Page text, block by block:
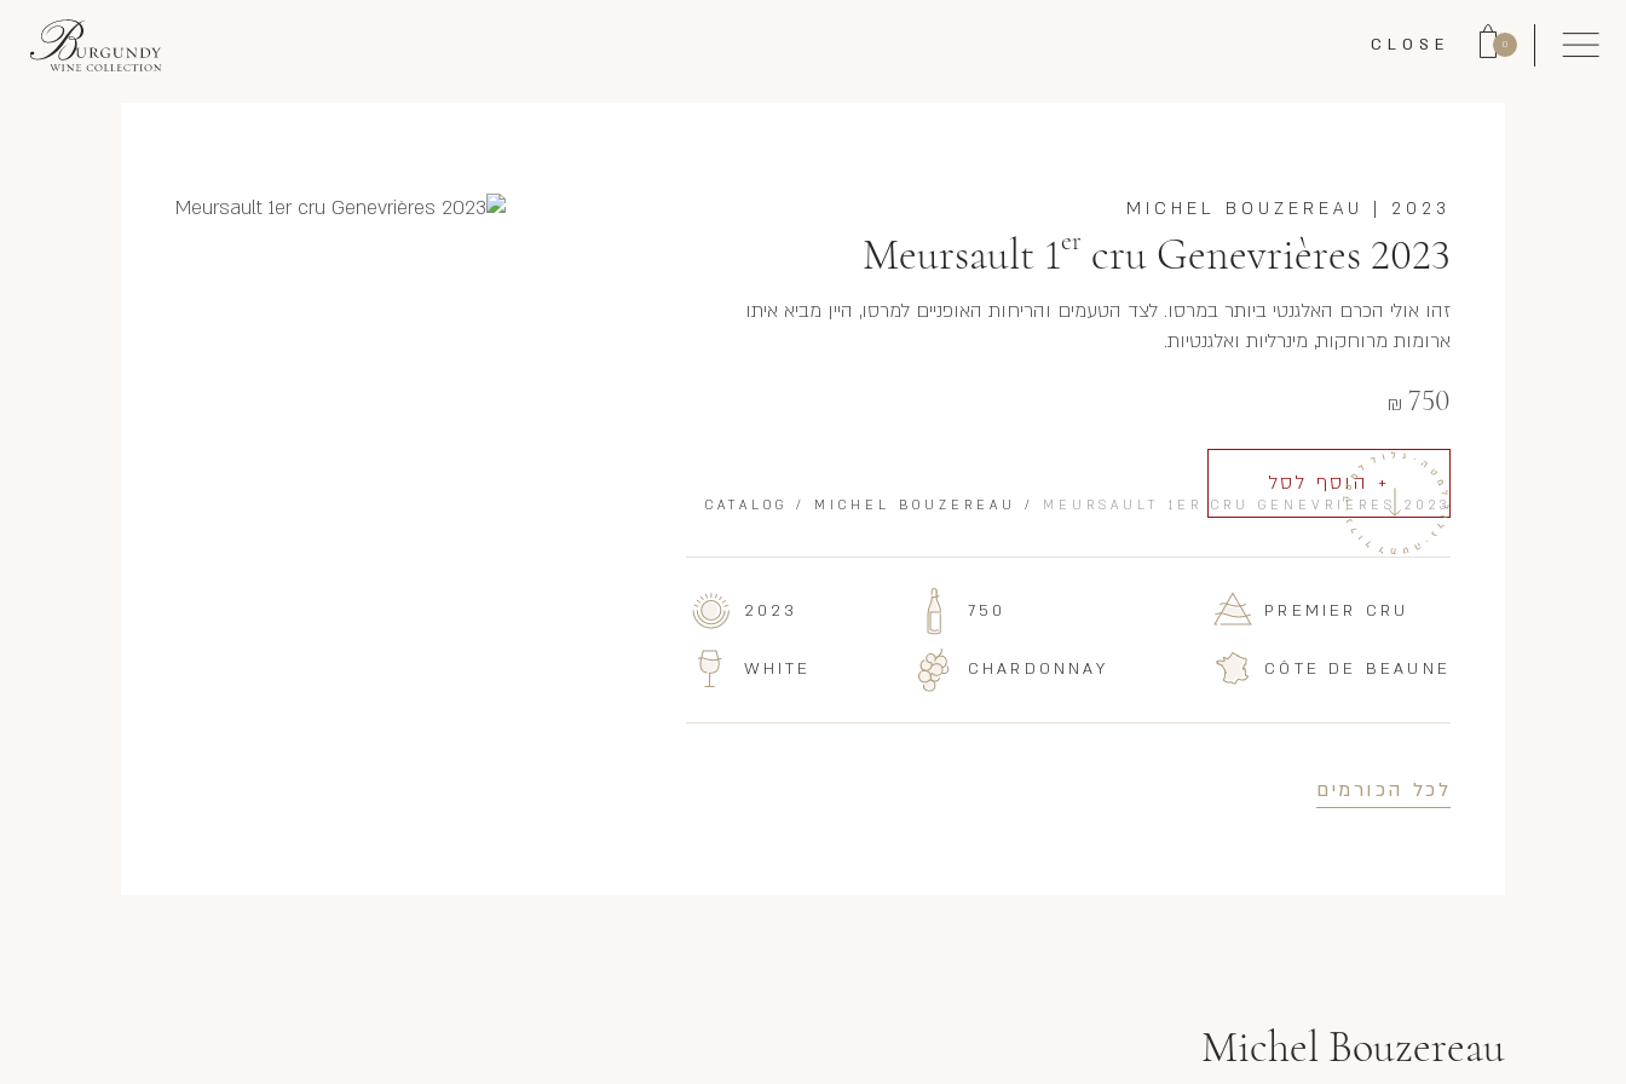
0
CLOSE
CATALOG / MICHEL BOUZEREAU / MEURSAULT 1ER CRU GENEVRIÈRES 2023
2023
|
MICHEL BOUZEREAU
Meursault 1er cru Genevrières 2023
זהו אולי הכרם האלגנטי ביותר במרסו. לצד הטעמים והריחות האופניים למרסו, היין מביא איתו
ארומות מרוחקות, מינרליות ואלגנטיות.
750
₪
+ הוסף לסל
2023
WHITE
750
CHARDONNAY
PREMIER CRU
CÔTE DE BEAUNE
לכל הכורמים
Michel Bouzereau